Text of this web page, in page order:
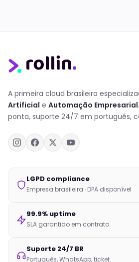
A primeira cloud brasileira
Artificial e Automação Empresarial
ponta, suporte 24/7 em português,
LGPD compliance
Empresa brasileira · DPA disponível
99.9% uptime
SLA garantido em contrato
Suporte 24/7 BR
Português, WhatsApp, ticket